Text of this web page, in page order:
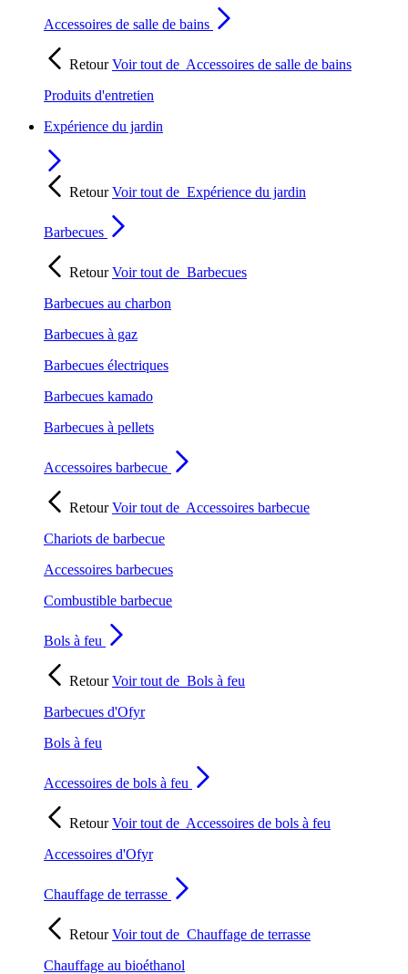
Accessoires de salle de bains
RetourVoir tout de Accessoires de salle de bains
Produits d'entretien
Expérience du jardin
RetourVoir tout de Expérience du jardin
Barbecues
RetourVoir tout de Barbecues
Barbecues au charbon
Barbecues à gaz
Barbecues électriques
Barbecues kamado
Barbecues à pellets
Accessoires barbecue
RetourVoir tout de Accessoires barbecue
Chariots de barbecue
Accessoires barbecues
Combustible barbecue
Bols à feu
RetourVoir tout de Bols à feu
Barbecues d'Ofyr
Bols à feu
Accessoires de bols à feu
RetourVoir tout de Accessoires de bols à feu
Accessoires d'Ofyr
Chauffage de terrasse
RetourVoir tout de Chauffage de terrasse
Chauffage au bioéthanol